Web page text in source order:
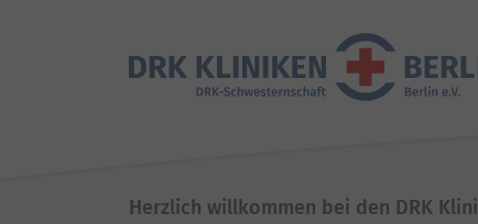
Herzlich willkommen bei den DRK